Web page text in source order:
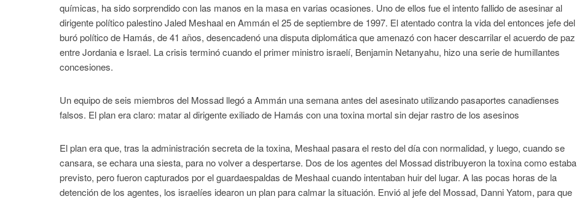
químicas, ha sido sorprendido con las manos en la masa en varias ocasiones. Uno de ellos fue el intento fallido de asesinar al
dirigente político palestino Jaled Meshaal en Ammán el 25 de septiembre de 1997. El atentado contra la vida del entonces jefe del
buró político de Hamás, de 41 años, desencadenó una disputa diplomática que amenazó con hacer descarrilar el acuerdo de paz
entre Jordania e Israel. La crisis terminó cuando el primer ministro israelí, Benjamin Netanyahu, hizo una serie de humillantes
concesiones.
Un equipo de seis miembros del Mossad llegó a Ammán una semana antes del asesinato utilizando pasaportes canadienses
falsos. El plan era claro: matar al dirigente exiliado de Hamás con una toxina mortal sin dejar rastro de los asesinos
El plan era que, tras la administración secreta de la toxina, Meshaal pasara el resto del día con normalidad, y luego, cuando se
cansara, se echara una siesta, para no volver a despertarse. Dos de los agentes del Mossad distribuyeron la toxina como estaba
previsto, pero fueron capturados por el guardaespaldas de Meshaal cuando intentaban huir del lugar. A las pocas horas de la
detención de los agentes, los israelíes idearon un plan para calmar la situación. Envió al jefe del Mossad, Danni Yatom, para que